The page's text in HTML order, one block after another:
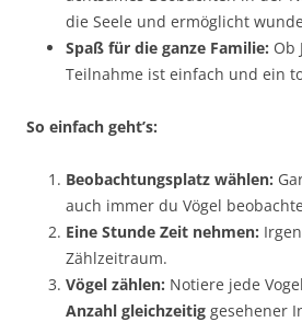
die Seele und ermöglicht
Spaß für die ganze Familie: Ob
Teilnahme ist einfach und ein
So einfach geht’s:
Beobachtungsplatz wählen:
auch immer du Vögel
Eine Stunde Zeit nehmen:
Zählzeitraum.
Vögel zählen: Notiere jede
Anzahl gleichzeitig gesehener